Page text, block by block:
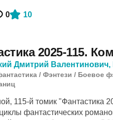
0 10
2025-115.
Дмитрий Валентинович,
/ Фэнтези / Боевое
115-й томик "Фантастика
фантастических